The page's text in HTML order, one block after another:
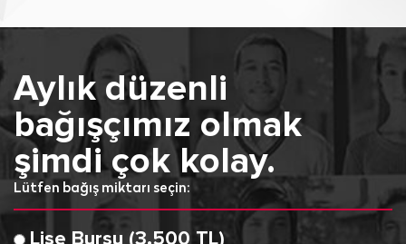
Aylık düzenli
bağışçımız olmak
şimdi çok kolay.
Lütfen bağış miktarı seçin:
Lise Bursu (3.500 TL)